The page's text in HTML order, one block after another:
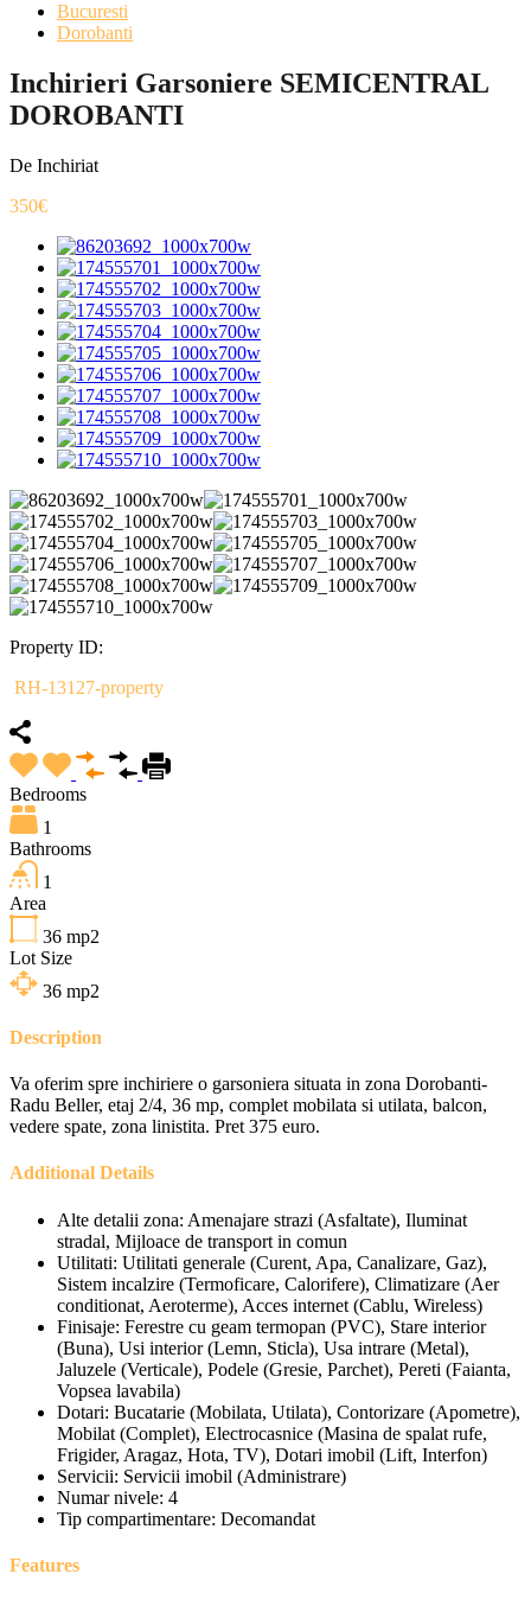
Bucuresti
Dorobanti
Inchirieri Garsoniere SEMICENTRAL
DOROBANTI
De Inchiriat
350€
Property ID:
RH-13127-property
Bedrooms
1
Bathrooms
1
Area
36 mp2
Lot Size
36 mp2
Description
Va oferim spre inchiriere o garsoniera situata in zona Dorobanti-
Radu Beller, etaj 2/4, 36 mp, complet mobilata si utilata, balcon,
vedere spate, zona linistita. Pret 375 euro.
Additional Details
Alte detalii zona: Amenajare strazi (Asfaltate), Iluminat
stradal, Mijloace de transport in comun
Utilitati: Utilitati generale (Curent, Apa, Canalizare, Gaz),
Sistem incalzire (Termoficare, Calorifere), Climatizare (Aer
conditionat, Aeroterme), Acces internet (Cablu, Wireless)
Finisaje: Ferestre cu geam termopan (PVC), Stare interior
(Buna), Usi interior (Lemn, Sticla), Usa intrare (Metal),
Jaluzele (Verticale), Podele (Gresie, Parchet), Pereti (Faianta,
Vopsea lavabila)
Dotari: Bucatarie (Mobilata, Utilata), Contorizare (Apometre),
Mobilat (Complet), Electrocasnice (Masina de spalat rufe,
Frigider, Aragaz, Hota, TV), Dotari imobil (Lift, Interfon)
Servicii: Servicii imobil (Administrare)
Numar nivele: 4
Tip compartimentare: Decomandat
Features